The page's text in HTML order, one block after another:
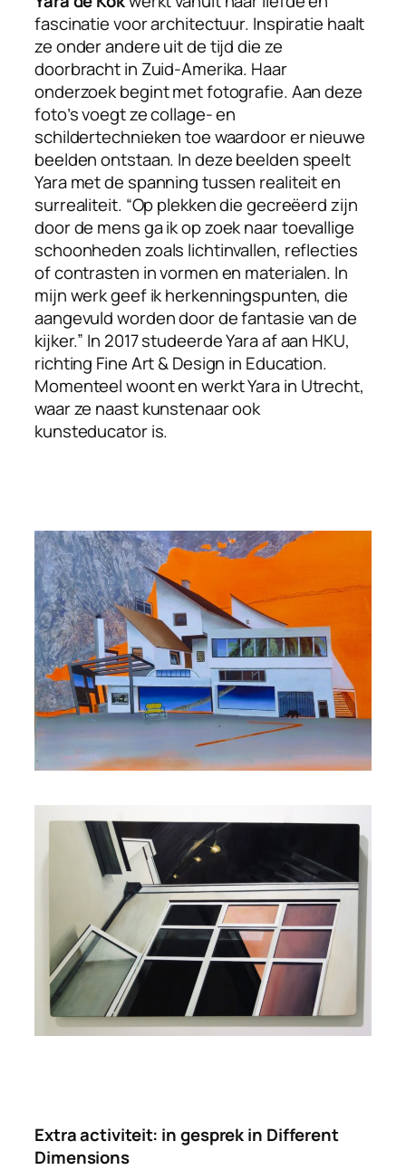
fascinatie voor architectuur. Inspiratie haalt
ze onder andere uit de tijd die ze
doorbracht in Zuid-Amerika. Haar
onderzoek begint met fotografie. Aan deze
foto’s voegt ze collage- en
schildertechnieken toe waardoor er nieuwe
beelden ontstaan. In deze beelden speelt
Yara met de spanning tussen realiteit en
surrealiteit. “Op plekken die gecreëerd zijn
door de mens ga ik op zoek naar toevallige
schoonheden zoals lichtinvallen, reflecties
of contrasten in vormen en materialen. In
mijn werk geef ik herkenningspunten, die
aangevuld worden door de fantasie van de
kijker.” In 2017 studeerde Yara af aan HKU,
richting Fine Art & Design in Education.
Momenteel woont en werkt Yara in Utrecht,
waar ze naast kunstenaar ook
kunsteducator is.
Extra activiteit: in gesprek in Different
Dimensions